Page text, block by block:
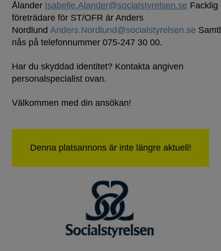
Ålander Isabelle.Alander@socialstyrelsen.se Facklig
företrädare för ST/OFR är Anders
Nordlund Anders.Nordlund@socialstyrelsen.se
nås på telefonnummer 075-247 30 00.
Har du skyddad identitet? Kontakta angiven
personalspecialist ovan.
Välkommen med din ansökan!